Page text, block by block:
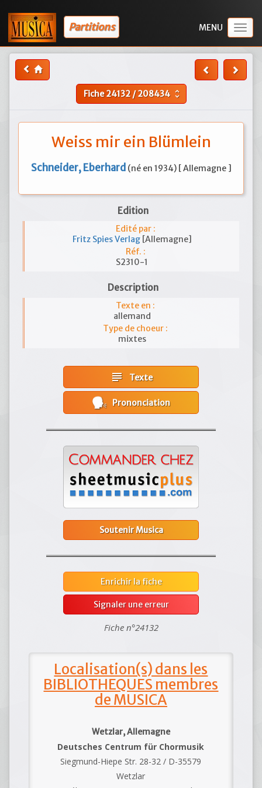
Partitions
Fiche24132/208434 unfold_more
Weiss mir ein Blümlein
Schneider, Eberhard (né en 1934) [ Allemagne ]
Edition
Edité par :
Fritz Spies Verlag [Allemagne]
Réf. :
S2310-1
Description
Texte en :
allemand
Type de choeur :
mixtes
subject Texte
Prononciation
Soutenir Musica
Enrichir la fiche
Signaler une erreur
Fiche n°24132
Localisation(s) dans les
BIBLIOTHEQUES membres
de MUSICA
Wetzlar, Allemagne
Deutsches Centrum für Chormusik
Siegmund-Hiepe Str. 28-32 / D-35579
Wetzlar